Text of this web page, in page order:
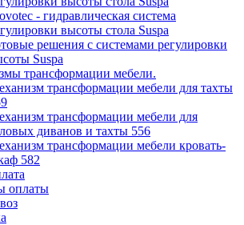
- гидравлическая система
высоты стола Suspa
решения с системами регулировки
Suspa
трансформации мебели.
трансформации мебели для тахты
трансформации мебели для
диванов и тахты 556
трансформации мебели кровать-
582
оплаты